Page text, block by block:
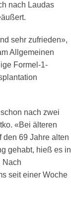
nach Laudas
sehr zufrieden»,
Allgemeinen
Formel-1-
nach zwei
«Bei älteren
den 69 Jahre alten
gehabt, hieß es in
Nach
seit einer Woche